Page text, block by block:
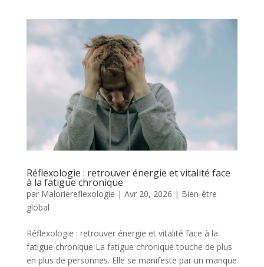
Réflexologie : retrouver énergie et vitalité face
à la fatigue chronique
par Maloriereflexologie | Avr 20, 2026 | Bien-être
global
Réflexologie : retrouver énergie et vitalité face à la
fatigue chronique La fatigue chronique touche de plus
en plus de personnes. Elle se manifeste par un manque